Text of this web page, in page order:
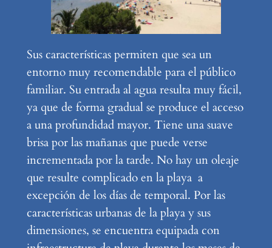
Sus características permiten que sea un
entorno muy recomendable para el público
familiar. Su entrada al agua resulta muy fácil,
ya que de forma gradual se produce el acceso
a una profundidad mayor. Tiene una suave
brisa por las mañanas que puede verse
incrementada por la tarde. No hay un oleaje
que resulte complicado en la playa a
excepción de los días de temporal. Por las
características urbanas de la playa y sus
dimensiones, se encuentra equipada con